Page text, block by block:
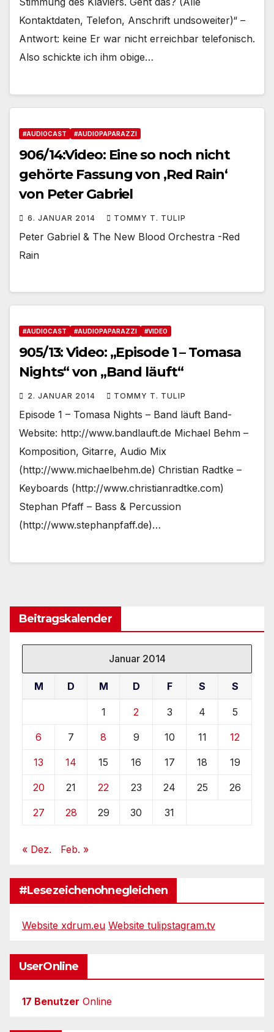
Kontaktdaten, Telefon, Anschrift undsoweiter)“ –
Antwort: keine Er war nicht erreichbar telefonisch.
Also schickte ich ihm obige…
#AUDIOCAST #AUDIOPAPARAZZI
906/14:Video: Eine so noch nicht
gehörte Fassung von ‚Red Rain‘
von Peter Gabriel
6. JANUAR 2014 TOMMY T. TULIP
Peter Gabriel & The New Blood Orchestra -Red
Rain
#AUDIOCAST #AUDIOPAPARAZZI #VIDEO
905/13: Video: „Episode 1 – Tomasa
Nights“ von „Band läuft“
2. JANUAR 2014 TOMMY T. TULIP
Episode 1 – Tomasa Nights – Band läuft Band-
Website: http://www.bandlauft.de Michael Behm –
Komposition, Gitarre, Audio Mix
(http://www.michaelbehm.de) Christian Radtke –
Keyboards (http://www.christianradtke.com)
Stephan Pfaff – Bass & Percussion
(http://www.stephanpfaff.de)…
Beitragskalender
Januar 2014
M D M D F S S
1 2 3 4 5
6 7 8 9 10 11 12
13 14 15 16 17 18 19
20 21 22 23 24 25 26
27 28 29 30 31
« Dez. Feb. »
#Lesezeichenohnegleichen
Website xdrum.eu Website tulipstagram.tv
UserOnline
17 Benutzer Online